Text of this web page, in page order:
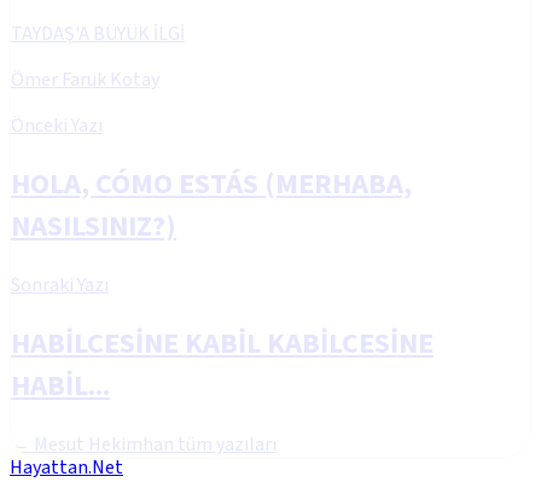
TAYDAŞ'A BÜYÜK İLGİ
Ömer Faruk Kotay
Önceki Yazı
HOLA, CÓMO ESTÁS (MERHABA,
NASILSINIZ?)
Sonraki Yazı
HABİLCESİNE KABİL KABİLCESİNE
HABİL...
← Mesut Hekimhan tüm yazıları
Hayattan.Net